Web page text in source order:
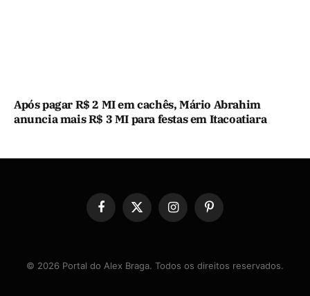
Após pagar R$ 2 MI em cachês, Mário Abrahim
anuncia mais R$ 3 MI para festas em Itacoatiara
Facebook
X
(Twitter)
InstagramPinterest
© 2026 Portal do Alex Braga. Todos os direitos reservados.